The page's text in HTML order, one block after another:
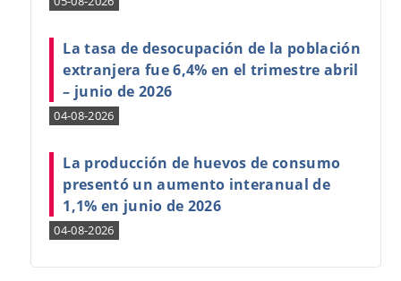
La tasa de desocupación de la población
extranjera fue 6,4% en el trimestre abril
– junio de 2026
04-08-2026
La producción de huevos de consumo
presentó un aumento interanual de
1,1% en junio de 2026
04-08-2026